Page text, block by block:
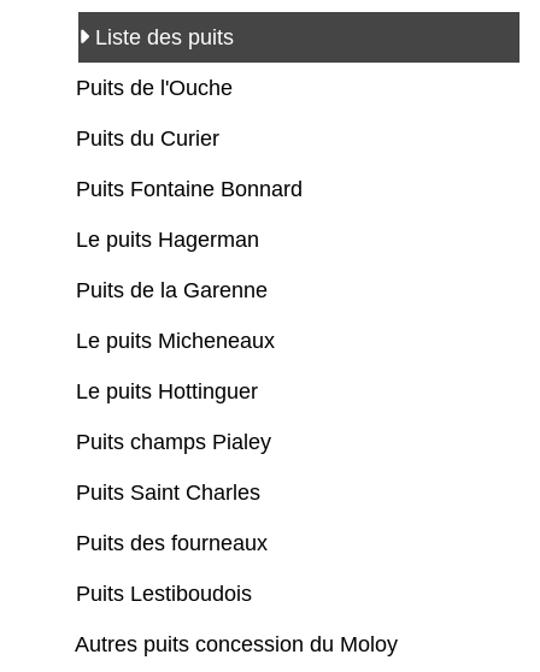
Liste des puits
Puits de l'Ouche
Puits du Curier
Puits Fontaine Bonnard
Le puits Hagerman
Puits de la Garenne
Le puits Micheneaux
Le puits Hottinguer
Puits champs Pialey
Puits Saint Charles
Puits des fourneaux
Puits Lestiboudois
Autres puits concession du Moloy